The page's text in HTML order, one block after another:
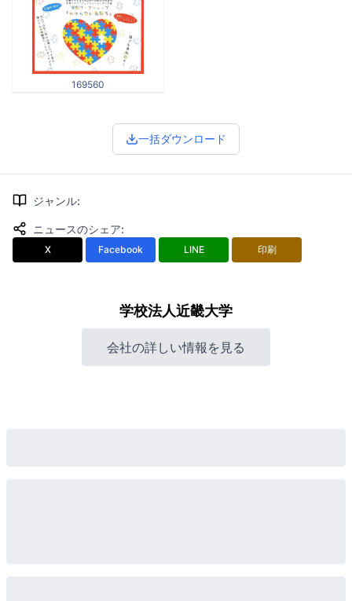
169560
一括ダウンロード
ジャンル:
ニュースのシェア:
X Facebook LINE 印刷
学校法人近畿大学
会社の詳しい情報を見る